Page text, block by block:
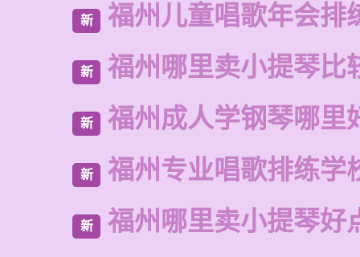
新 福州儿童唱歌年会排
新 福州哪里卖小提琴比
新 福州成人学钢琴哪里
新 福州专业唱歌排练学
新 福州哪里卖小提琴好